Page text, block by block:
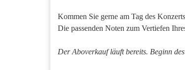
Kommen Sie gerne am Tag des
Die passenden Noten zum Vertiefen
Der Aboverkauf läuft bereits. Beginn